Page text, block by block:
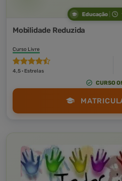
Educação
Mobilidade Reduzida
Curso Livre
4,5 · Estrelas
CURSO